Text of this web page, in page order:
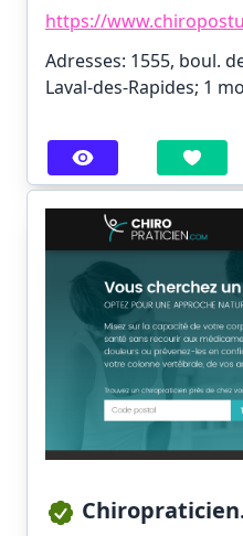
https://
Adresses: 1555, boul.
Laval-des-Rapides; 1